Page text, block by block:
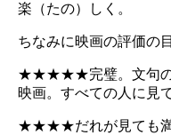
楽（たの）しく。
ちなみに映画の評価の
★★★★★完璧。文句の
映画。すべての人に見
★★★★だれが見ても満